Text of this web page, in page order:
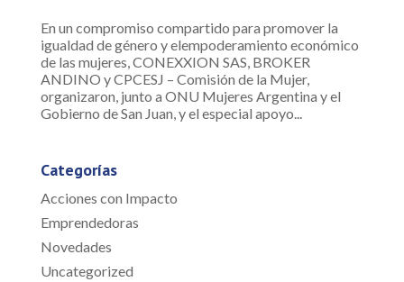
En un compromiso compartido para promover la
igualdad de género y elempoderamiento económico
de las mujeres, CONEXXION SAS, BROKER
ANDINO y CPCESJ – Comisión de la Mujer,
organizaron, junto a ONU Mujeres Argentina y el
Gobierno de San Juan, y el especial apoyo...
Categorías
Acciones con Impacto
Emprendedoras
Novedades
Uncategorized